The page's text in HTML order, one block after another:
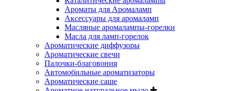
Ароматы для Аромаламп
Аксессуары для аромаламп
Масляные аромалампы-горелки
Масла для ламп-горелок
Ароматические диффузоры
Ароматические свечи
Палочки-благовония
Автомобильные ароматизаторы
Ароматические саше